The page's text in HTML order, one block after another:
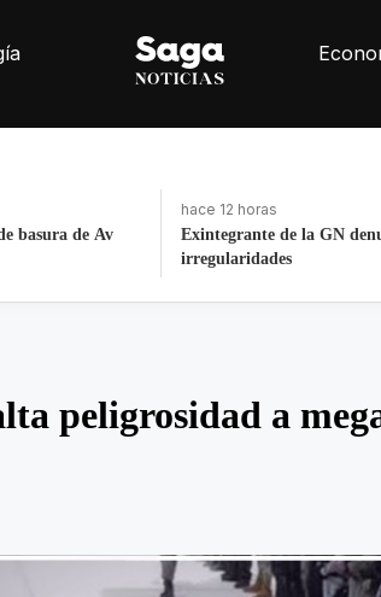
corrupción e
hace 4 días, 10 horas
La histórica cabalgata de
Puebla
peligrosidad a